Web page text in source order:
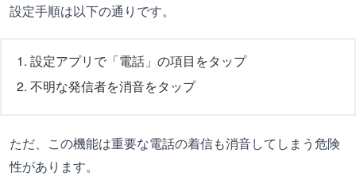
設定手順は以下の通りです。
設定アプリで「電話」の項目をタップ
不明な発信者を消音をタップ
ただ、この機能は重要な電話の着信も消音してしまう危険
性があります。